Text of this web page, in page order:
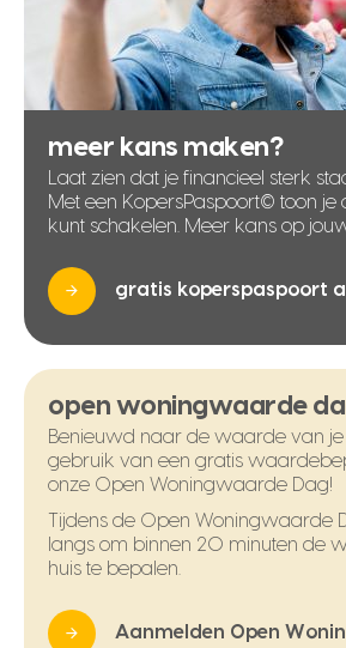
meer kans maken?
Laat zien dat je financieel sterk
Met een KopersPaspoort© toon je
kunt schakelen. Meer kans op
gratis koperspaspoort
open woningwaarde
Benieuwd naar de waarde van je
gebruik van een gratis
onze Open Woningwaarde Dag!
Tijdens de Open Woningwaarde
langs om binnen 20 minuten de
huis te bepalen.
Aanmelden Open